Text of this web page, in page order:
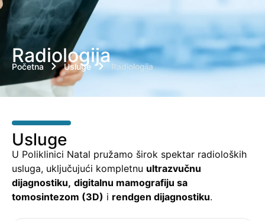
Radiologija
Početna Usluge Radiologija
Usluge
U Poliklinici Natal pružamo širok spektar radioloških
usluga, uključujući kompletnu ultrazvučnu
dijagnostiku, digitalnu mamografiju sa
tomosintezom (3D) i rendgen dijagnostiku.